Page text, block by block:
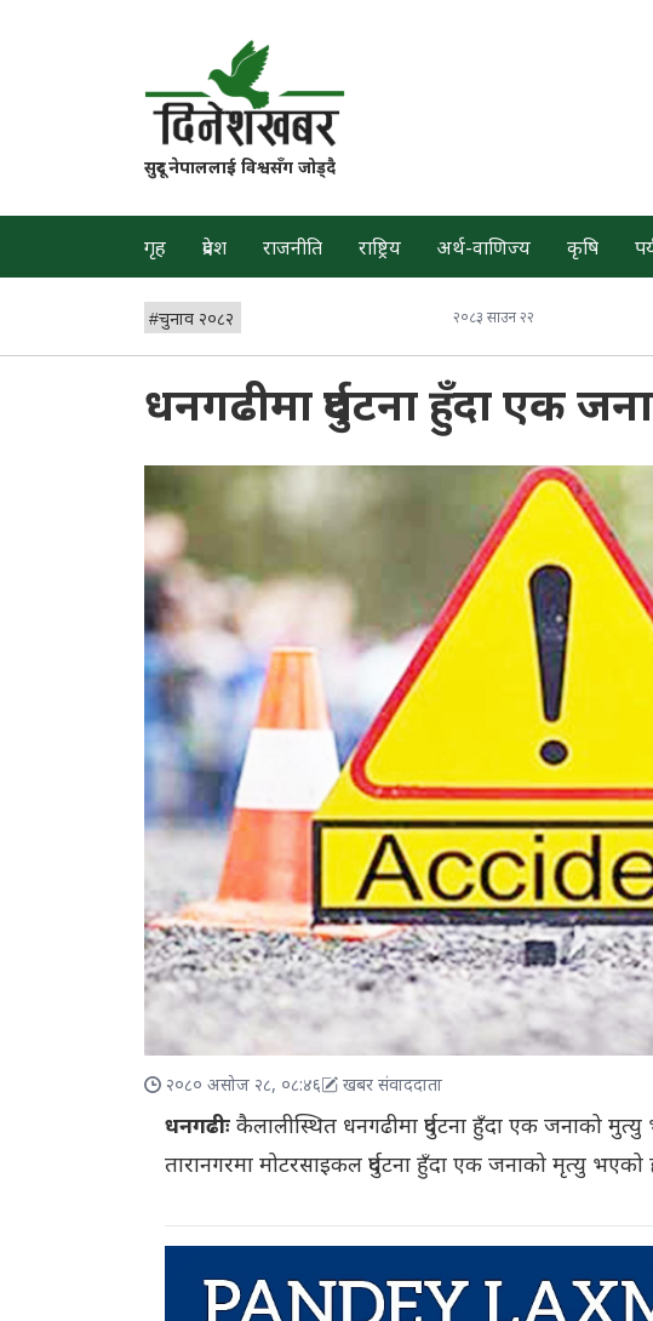
सुदूर नेपाललाई विश्वसँग जोड्दै
गृह प्रदेश राजनीति राष्ट्रिय अर्थ-वाणिज्य कृषि
#चुनाव २०८२ २०८३ साउन २२
धनगढीमा दुर्घटना हुँदा एक
२०८० असोज २८, ०८:४६ खबर संवाददाता
धनगढीःकैलालीस्थित धनगढीमा दुर्घटना हुँदा एक जनाको
तारानगरमा मोटरसाइकल दुर्घटना हुँदा एक जनाको मृत्यु भएको